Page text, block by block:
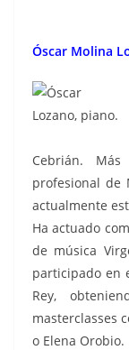
Óscar Molina
Cebrián.
profesional de
actualmente
Ha actuado
de música
participado en
Rey,
masterclasses
o Elena Orobio.